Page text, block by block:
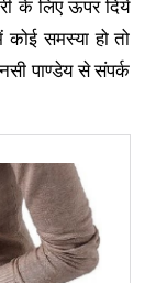
के लिए ऊपर दिये
समस्या हो तो
पाण्डेय से संपर्क